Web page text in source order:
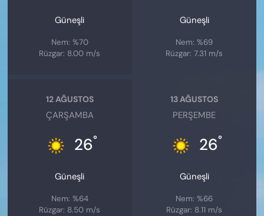
Güneşli
Nem: %70
Rüzgar: 8.00 m/s
Güneşli
Nem: %69
Rüzgar: 7.31 m/s
12 AĞUSTOS
ÇARŞAMBA
26°
Güneşli
Nem: %64
Rüzgar: 8.50 m/s
13 AĞUSTOS
PERŞEMBE
26°
Güneşli
Nem: %66
Rüzgar: 8.11 m/s